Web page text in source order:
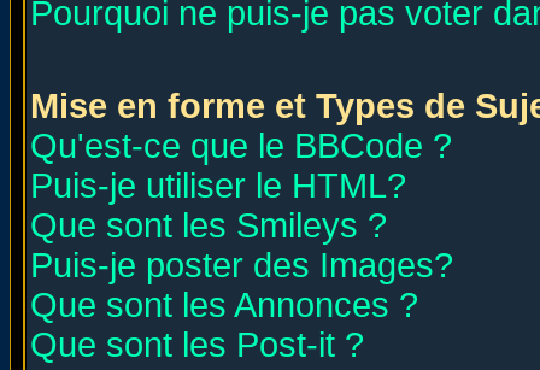
Pourquoi ne puis-je pas voter
Mise en forme et Types de
Qu'est-ce que le BBCode ?
Puis-je utiliser le HTML?
Que sont les Smileys ?
Puis-je poster des Images?
Que sont les Annonces ?
Que sont les Post-it ?